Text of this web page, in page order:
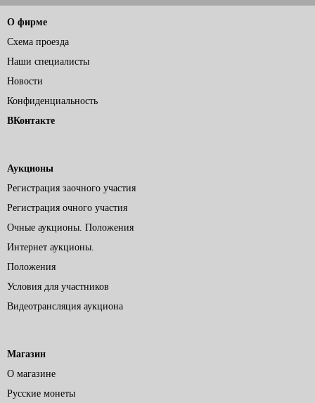
О фирме
Схема проезда
Наши специалисты
Новости
Конфиденциальность
ВКонтакте
Аукционы
Регистрация заочного участия
Регистрация очного участия
Очные аукционы. Положения
Интернет аукционы.
Положения
Условия для участников
Видеотрансляция аукциона
Магазин
О магазине
Русские монеты